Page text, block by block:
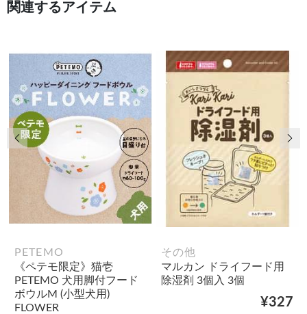
関連するアイテム
PETEMO
《ペテモ限定》猫壱
PETEMO 犬用脚付フード
ボウルM (小型犬用)
FLOWER
その他
マルカン ドライフード用
除湿剤 3個入 3個
¥327
前の画像 次